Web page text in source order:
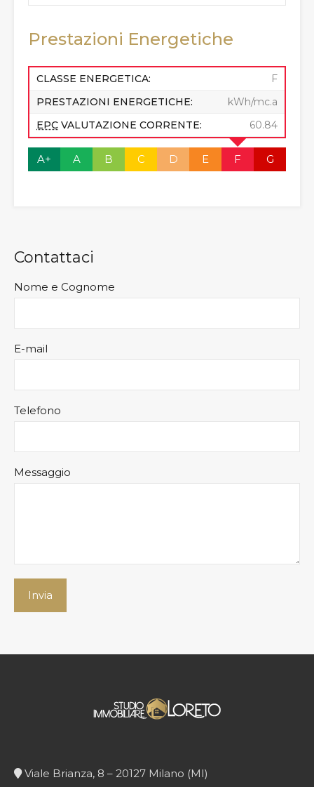
Prestazioni Energetiche
CLASSE ENERGETICA:
F
PRESTAZIONI ENERGETICHE:
kWh/mc.a
EPC VALUTAZIONE CORRENTE: 60.84
A+ A B C D E F G
Contattaci
Nome e Cognome
E-mail
Telefono
Messaggio
Viale Brianza, 8 – 20127 Milano (MI)